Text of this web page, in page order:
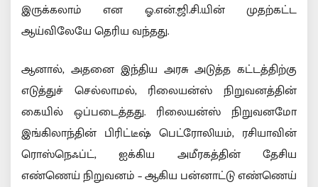
இருக்கலாம் என ஓ.என்.ஜி.சி.யின் முதற்கட்ட
ஆய்விலேயே தெரிய வந்தது.
ஆனால், அதனை இந்திய அரசு அடுத்த கட்டத்திற்கு
எடுத்துச் செல்லாமல், ரிலையன்ஸ் நிறுவனத்தின்
கையில் ஒப்படைத்தது. ரிலையன்ஸ் நிறுவனமோ
இங்கிலாந்தின் பிரிட்டீஷ் பெட்ரோலியம், ரசியாவின்
ரொஸ்நெஃப்ட், ஐக்கிய அமீரகத்தின் தேசிய
எண்ணெய் நிறுவனம் – ஆகிய பன்னாட்டு எண்ணெய்